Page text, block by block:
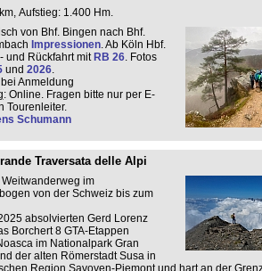
Aufstieg: 1.400 Hm.
von Bhf. Bingen nach Bhf.
Impressionen. Ab Köln Hbf.
und Rückfahrt mit RB 26. Fotos
und 2026.
Anmeldung
: Online. Fragen bitte nur per E-
Tourenleiter.
Schumann
Traversata delle Alpi
Weitwanderweg im
von der Schweiz bis zum
absolvierten Gerd Lorenz
Borchert 8 GTA-Etappen
im Nationalpark Gran
der alten Römerstadt Susa in
Region Savoyen-Piemont und hart an der